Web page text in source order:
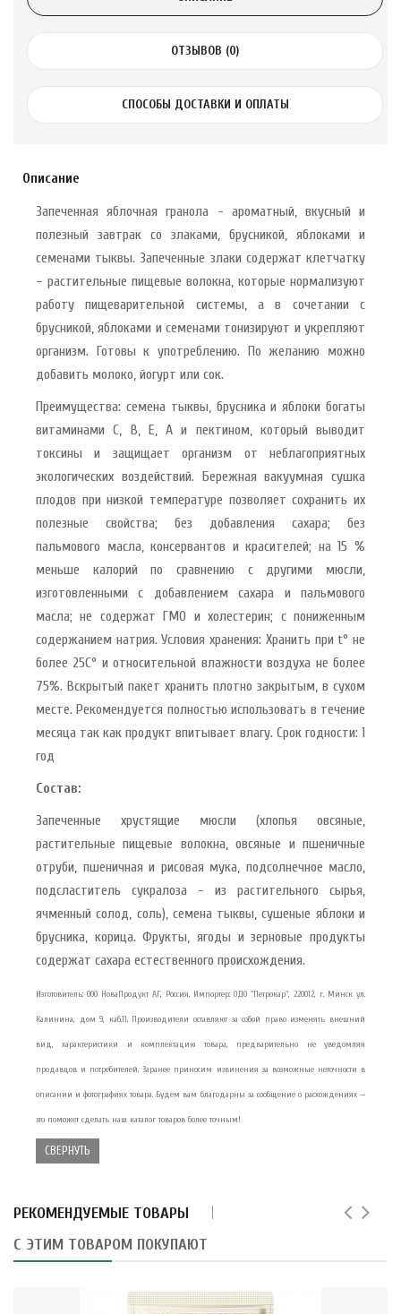
ОТЗЫВОВ (0)
СПОСОБЫ ДОСТАВКИ И ОПЛАТЫ
Описание
Запеченная яблочная гранола - ароматный, вкусный и
полезный завтрак со злаками, брусникой, яблоками и
семенами тыквы. Запеченные злаки содержат клетчатку
– растительные пищевые волокна, которые нормализуют
работу пищеварительной системы, а в сочетании с
брусникой, яблоками и семенами тонизируют и укрепляют
организм. Готовы к употреблению. По желанию можно
добавить молоко, йогурт или сок.
Преимущества: семена тыквы, брусника и яблоки богаты
витаминами С, В, Е, А и пектином, который выводит
токсины и защищает организм от неблагоприятных
экологических воздействий. Бережная вакуумная сушка
плодов при низкой температуре позволяет сохранить их
полезные свойства; без добавления сахара; без
пальмового масла, консервантов и красителей; на 15 %
меньше калорий по сравнению с другими мюсли,
изготовленными с добавлением сахара и пальмового
масла; не содержат ГМО и холестерин; с пониженным
содержанием натрия. Условия хранения: Хранить при t° не
более 25С° и относительной влажности воздуха не более
75%. Вскрытый пакет хранить плотно закрытым, в сухом
месте. Рекомендуется полностью использовать в течение
месяца так как продукт впитывает влагу. Срок годности: 1
год
Состав:
Запеченные хрустящие мюсли (хлопья овсяные,
растительные пищевые волокна, овсяные и пшеничные
отруби, пшеничная и рисовая мука, подсолнечное масло,
подсластитель сукралоза - из растительного сырья,
ячменный солод, соль), семена тыквы, сушеные яблоки и
брусника, корица. Фрукты, ягоды и зерновые продукты
содержат сахара естественного происхождения.
Изготовитель: ООО НоваПродукт АГ, Россия. Импортер: ОДО "Петрокар", 220012, г. Минск ул.
Калинина, дом 9, каб.11. Производители оставляют за собой право изменять внешний
вид, характеристики и комплектацию товара, предварительно не уведомляя
продавцов и потребителей. Заранее приносим извинения за возможные неточности в
описании и фотографиях товара. Будем вам благодарны за сообщение о расхождениях —
это поможет сделать наш каталог товаров более точным!
СВЕРНУТЬ
РЕКОМЕНДУЕМЫЕ ТОВАРЫ
С ЭТИМ ТОВАРОМ ПОКУПАЮТ